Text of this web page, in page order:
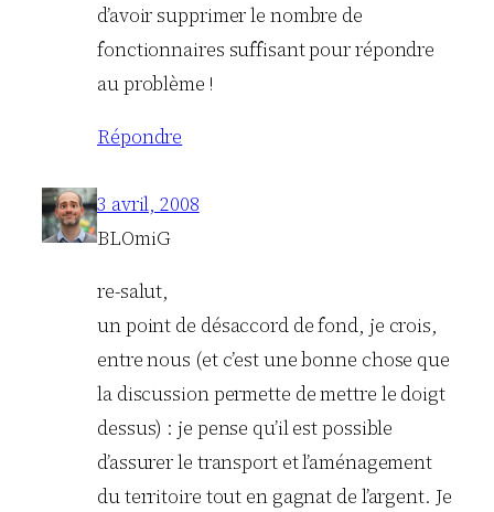
d’avoir supprimer le nombre de
fonctionnaires suffisant pour répondre
au problème !
Répondre
3 avril, 2008
BLOmiG
re-salut,
un point de désaccord de fond, je crois,
entre nous (et c’est une bonne chose que
la discussion permette de mettre le doigt
dessus) : je pense qu’il est possible
d’assurer le transport et l’aménagement
du territoire tout en gagnat de l’argent. Je